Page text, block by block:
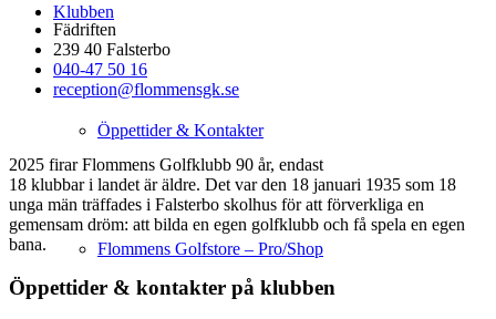
Klubben
Öppettider & Kontakter
Flommens Golfstore – Pro/Shop
Fädriften
239 40 Falsterbo
040-47 50 16
reception@flommensgk.se
2025 firar Flommens Golfklubb 90 år, endast
18 klubbar i landet är äldre. Det var den 18 januari 1935 som 18
unga män träffades i Falsterbo skolhus för att förverkliga en
gemensam dröm: att bilda en egen golfklubb och få spela en egen
bana.
Öppettider & kontakter på klubben